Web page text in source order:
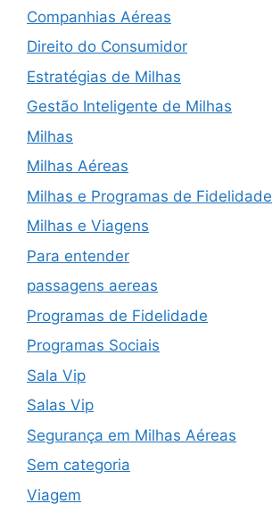
Companhias Aéreas
Direito do Consumidor
Estratégias de Milhas
Gestão Inteligente de Milhas
Milhas
Milhas Aéreas
Milhas e Programas de Fidelidade
Milhas e Viagens
Para entender
passagens aereas
Programas de Fidelidade
Programas Sociais
Sala Vip
Salas Vip
Segurança em Milhas Aéreas
Sem categoria
Viagem